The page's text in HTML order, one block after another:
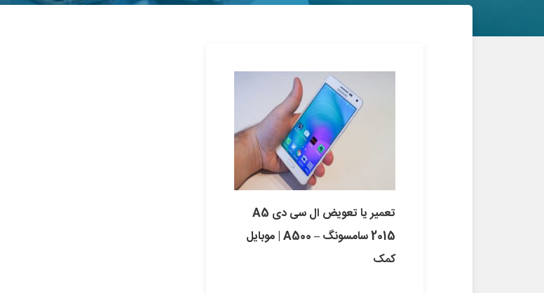
تعمیر یا تعویض ال سی دی A5
2015 سامسونگ – A500 | موبایل
کمک